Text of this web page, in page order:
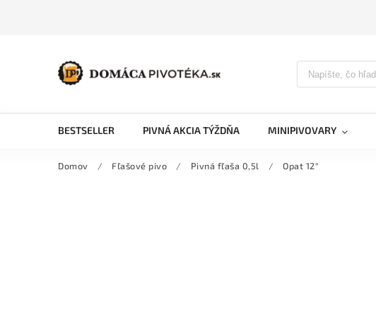
BESTSELLER PIVNÁ AKCIA TÝŽDŇA MINIPIVOVARY
Domov / Fľašové pivo / Pivná fľaša 0,5l / Opat 12°